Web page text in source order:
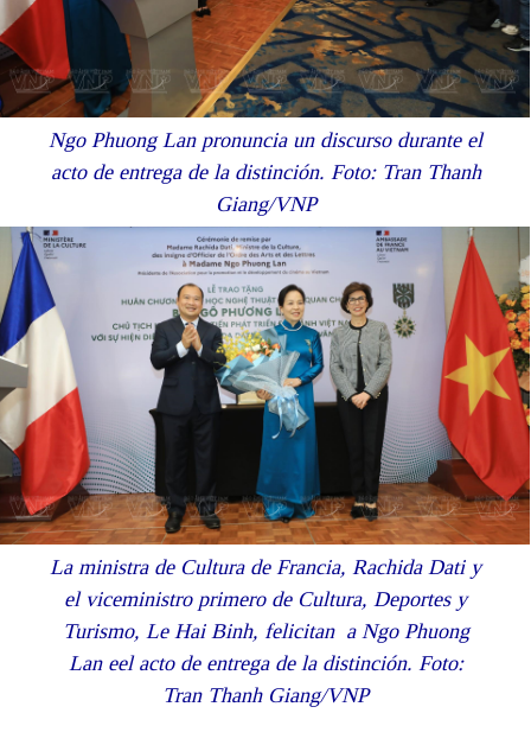
Ngo Phuong Lan pronuncia un discurso durante el
acto de entrega de la distinción. Foto: Tran Thanh
Giang/VNP
La ministra de Cultura de Francia, Rachida Dati y
el viceministro primero de Cultura, Deportes y
Turismo, Le Hai Binh, felicitan a Ngo Phuong
Lan eel acto de entrega de la distinción. Foto:
Tran Thanh Giang/VNP